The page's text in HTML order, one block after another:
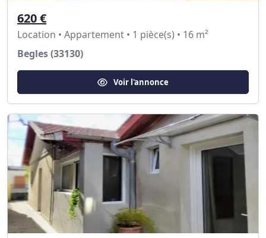
620 €
Location • Appartement • 1 pièce(s) • 16 m²
Begles (33130)
Voir l'annonce